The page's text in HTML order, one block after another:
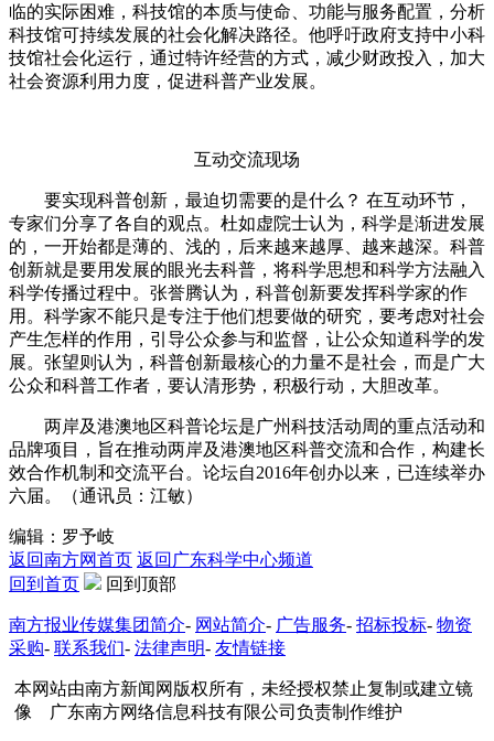
临的实际困难，科技馆的本质与使命、功能与服务配置，分析
科技馆可持续发展的社会化解决路径。他呼吁政府支持中小科
技馆社会化运行，通过特许经营的方式，减少财政投入，加大
社会资源利用力度，促进科普产业发展。
互动交流现场
要实现科普创新，最迫切需要的是什么？ 在互动环节，
专家们分享了各自的观点。杜如虚院士认为，科学是渐进发展
的，一开始都是薄的、浅的，后来越来越厚、越来越深。科普
创新就是要用发展的眼光去科普，将科学思想和科学方法融入
科学传播过程中。张誉腾认为，科普创新要发挥科学家的作
用。科学家不能只是专注于他们想要做的研究，要考虑对社会
产生怎样的作用，引导公众参与和监督，让公众知道科学的发
展。张望则认为，科普创新最核心的力量不是社会，而是广大
公众和科普工作者，要认清形势，积极行动，大胆改革。
两岸及港澳地区科普论坛是广州科技活动周的重点活动和
品牌项目，旨在推动两岸及港澳地区科普交流和合作，构建长
效合作机制和交流平台。论坛自2016年创办以来，已连续举办
六届。（通讯员：江敏）
编辑：罗予岐
返回南方网首页 返回广东科学中心频道
回到首页
回到顶部
南方报业传媒集团简介- 网站简介- 广告服务- 招标投标- 物资
采购- 联系我们- 法律声明- 友情链接
本网站由南方新闻网版权所有，未经授权禁止复制或建立镜
像 广东南方网络信息科技有限公司负责制作维护